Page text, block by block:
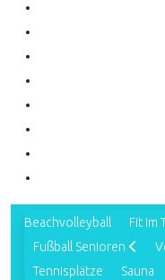
Beachvolleyball Fit im
Fußball Senioren
Tennisplätze
Sauna